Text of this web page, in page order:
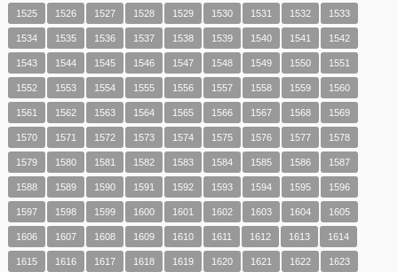
1525 1526 1527 1528 1529 1530 1531 1532 1533
1534 1535 1536 1537 1538 1539 1540 1541 1542
1543 1544 1545 1546 1547 1548 1549 1550 1551
1552 1553 1554 1555 1556 1557 1558 1559 1560
1561 1562 1563 1564 1565 1566 1567 1568 1569
1570 1571 1572 1573 1574 1575 1576 1577 1578
1579 1580 1581 1582 1583 1584 1585 1586 1587
1588 1589 1590 1591 1592 1593 1594 1595 1596
1597 1598 1599 1600 1601 1602 1603 1604 1605
1606 1607 1608 1609 1610 1611 1612 1613 1614
1615 1616 1617 1618 1619 1620 1621 1622 1623